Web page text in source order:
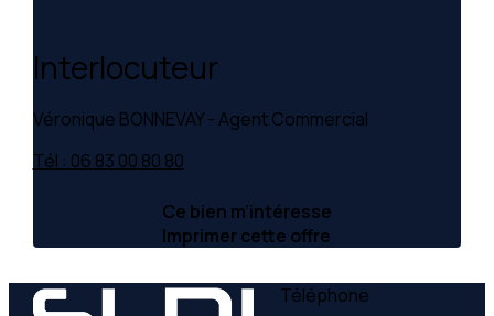
Interlocuteur
Véronique BONNEVAY - Agent Commercial
Tél : 06 83 00 80 80
Ce bien m’intéresse
Imprimer cette offre
Téléphone